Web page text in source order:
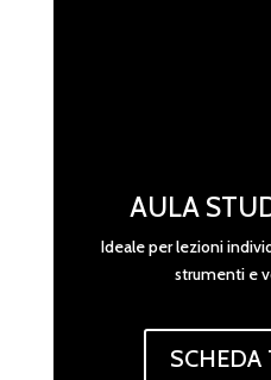
AULA
Ideale per lezioni
strumenti e
SCHEDA